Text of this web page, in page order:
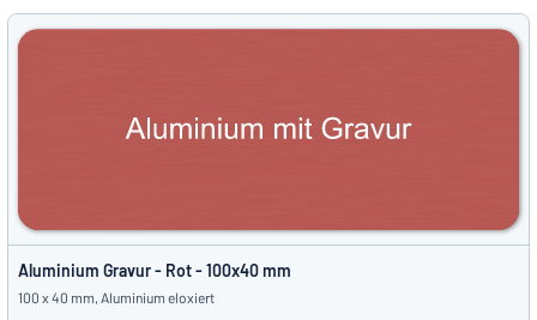
Aluminium Gravur - Rot - 100x40 mm
100 x 40 mm, Aluminium eloxiert